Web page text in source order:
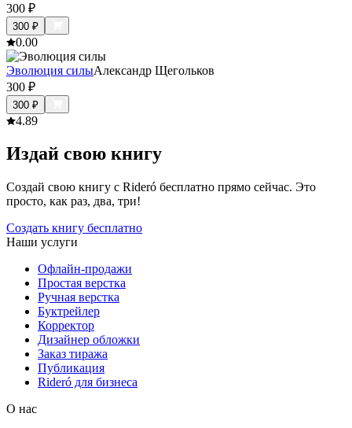
300 ₽
300 ₽
0.00
Эволюция силыАлександр Щегольков
300 ₽
300 ₽
4.89
Издай свою книгу
Создай свою книгу с Rideró бесплатно прямо сейчас. Это
просто, как раз, два, три!
Создать книгу бесплатно
Наши услуги
Офлайн-продажи
Простая верстка
Ручная верстка
Буктрейлер
Корректор
Дизайнер обложки
Заказ тиража
Публикация
Rideró для бизнеса
О нас